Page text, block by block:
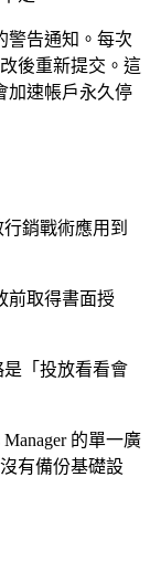
警告通知。每次
後重新提交。這
加速帳戶永久停
銷戰術應用到
前取得書面授
「投放看看會
的單一廣
有備份基礎設